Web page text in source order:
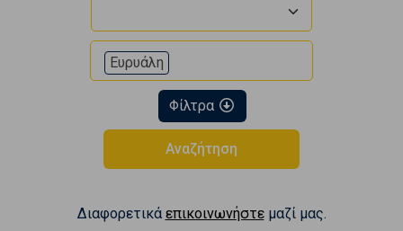
Ευρυάλη
Φίλτρα
Αναζήτηση
Διαφορετικά επικοινωνήστεμαζί μας.